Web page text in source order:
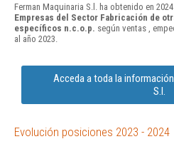
Ferman Maquinaria S.l. ha obtenido en
Empresas del Sector Fabricación de
específicos n.c.o.p. según ventas ,
al año 2023.
Acceda a toda la
S.l.
Evolución posiciones 2023 - 2024